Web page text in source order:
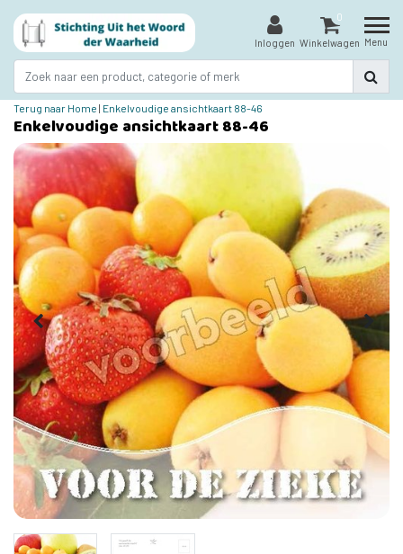
Inloggen
0
Winkelwagen Menu
Terug naar Home | Enkelvoudige ansichtkaart 88-46
Enkelvoudige ansichtkaart 88-46